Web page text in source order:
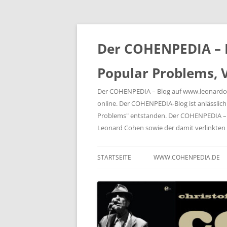
Der COHENPEDIA
Popular Problems,
Der COHENPEDIA – Blog auf
online. Der COHENPEDIA-Blog ist
Problems" entstanden. Der
Leonard Cohen sowie der damit verlinkten
STARTSEITE WWW.COHENPEDIA.DE